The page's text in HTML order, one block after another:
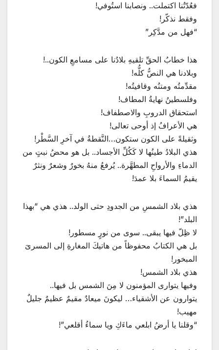
فعُدّتُنا اكتملت.. ونصابنا استُوفي!
وفقط نذكّر!
“فهل من مدَّكِر”
هذا خطابُ الحقِّ تلقيهِ بلادُنا على مسامعِ الكون..!
وبلادنا هي النصُّ كلُّه!
مقدِّمتُه ومتنُه وقافيتُه!
وفلسطينُ نهايةُ المطاف!
استحقاق الدروبِ والاصطفاف!
هي الأعرافُ إذ أوحى تعالى!
وثقيلةً على الكون ستكون…النَّقطةُ في آخرِ السَّطْر!
هذي البلادُ طينُها لا كَكُلِّ الأجساد.. بل هو محضُ نبتٍ من
الدماءِ والأرواحِ المطهَّرة.. يُرفعُ منهُ بخورٌ وشعرٌ ونثرٌ
يقيمُ السماءَ بلا عمدَ!
هذي بلاد الشمسِ من الجدودِ حتى الولد.. هذي هي “بهذا
البلد”!
لا ظِلّ فيها يبقى.. سوى من نورٍ مسطور!
بل هي الكتابُ محفوظاً من هاتيكَ المغارةِ إلى المسرىَ
المبخور!
هذي بلاد الشمس!
وفيها يتوارى المؤمنون لا مِنَ الشمس بل فيها..
يتوارون عن الأشقياء… ليكونَ ميعادٌ مقيمٌ عظيمٌ جليلٌ
مهيب!
“وقلنا يا أرضُ ابلعي ماءَكِ ويا سماءُ أقلعي”!